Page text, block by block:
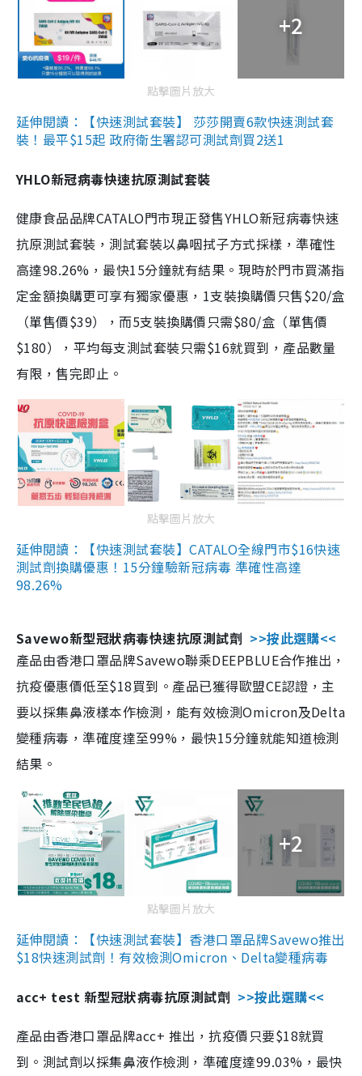
+2
點擊圖片放大
延伸閱讀：【快速測試套裝】 莎莎開賣6款快速測試套
裝！最平$15起 政府衛生署認可測試劑買2送1
YHLO新冠病毒快速抗原測試套裝
健康食品品牌CATALO門市現正發售YHLO新冠病毒快速
抗原測試套裝，測試套裝以鼻咽拭子方式採樣，準確性
高達98.26%，最快15分鐘就有結果。現時於門市買滿指
定金額換購更可享有獨家優惠，1支裝換購價只售$20/盒
（單售價$39），而5支裝換購價只需$80/盒（單售價
$180），平均每支測試套裝只需$16就買到，產品數量
有限，售完即止。
點擊圖片放大
延伸閱讀：【快速測試套裝】CATALO全線門市$16快速
測試劑換購優惠！15分鐘驗新冠病毒 準確性高達
98.26%
Savewo新型冠狀病毒快速抗原測試劑 >>按此選購<<
產品由香港口罩品牌Savewo聯乘DEEPBLUE合作推出，
抗疫優惠價低至$18買到。產品已獲得歐盟CE認證，主
要以採集鼻液樣本作檢測，能有效檢測Omicron及Delta
變種病毒，準確度達至99%，最快15分鐘就能知道檢測
結果。
+2
點擊圖片放大
延伸閱讀：【快速測試套裝】香港口罩品牌Savewo推出
$18快速測試劑！有效檢測Omicron、Delta變種病毒
acc+ test 新型冠狀病毒抗原測試劑 >>按此選購<<
產品由香港口罩品牌acc+ 推出，抗疫價只要$18就買
到。測試劑以採集鼻液作檢測，準確度達99.03%，最快